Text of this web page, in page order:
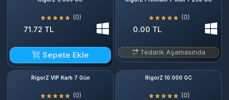
(0)
71.72 TL
Sepete Ekle
(0)
0.00 TL
Tedarik Aşamasında
RigorZ VIP Kartı 7 Gün
(0)
RigorZ 10.000 GC
(0)